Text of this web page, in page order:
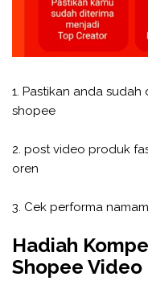
1. Pastikan anda
shopee
2. post video produk
oren
3. Cek performa
Hadiah
Shopee Video